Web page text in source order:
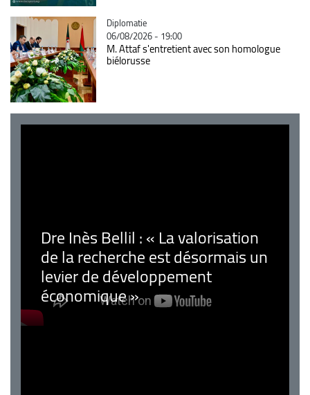
Catégorie
Diplomatie
06/08/2026 - 19:00
M. Attaf s'entretient avec son homologue
biélorusse
Dre Inès Bellil : « La valorisation
de la recherche est désormais un
levier de développement
économique »